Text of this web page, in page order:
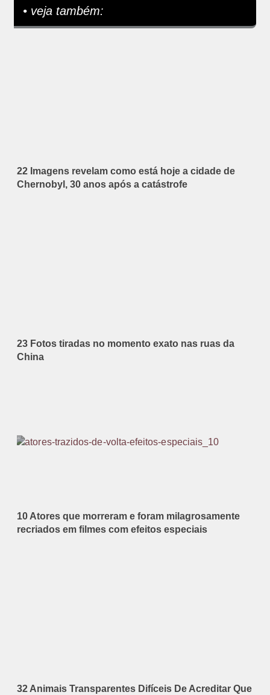
• veja também:
22 Imagens revelam como está hoje a cidade de
Chernobyl, 30 anos após a catástrofe
23 Fotos tiradas no momento exato nas ruas da
China
10 Atores que morreram e foram milagrosamente
recriados em filmes com efeitos especiais
32 Animais Transparentes Difíceis De Acreditar Que